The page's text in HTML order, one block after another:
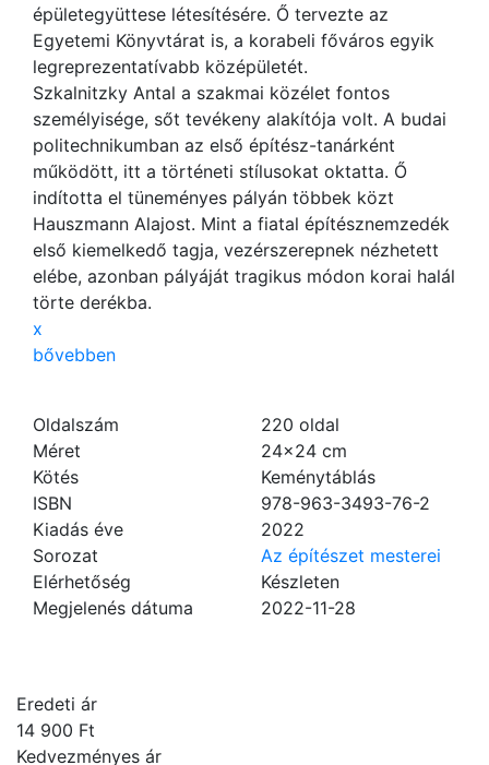
épületegyüttese létesítésére. Ő tervezte az
Egyetemi Könyvtárat is, a korabeli főváros egyik
legreprezentatívabb középületét.
Szkalnitzky Antal a szakmai közélet fontos
személyisége, sőt tevékeny alakítója volt. A budai
politechnikumban az első építész-tanárként
működött, itt a történeti stílusokat oktatta. Ő
indította el tüneményes pályán többek közt
Hauszmann Alajost. Mint a fiatal építésznemzedék
első kiemelkedő tagja, vezérszerepnek nézhetett
elébe, azonban pályáját tragikus módon korai halál
törte derékba.
x
bővebben
Eredeti ár
14 900 Ft
Kedvezményes ár
Oldalszám 220 oldal
Méret
24×24 cm
Kötés
Keménytáblás
ISBN
978-963-3493-76-2
Kiadás éve
2022
Sorozat
Az építészet mesterei
Elérhetőség
Készleten
Megjelenés dátuma
2022-11-28